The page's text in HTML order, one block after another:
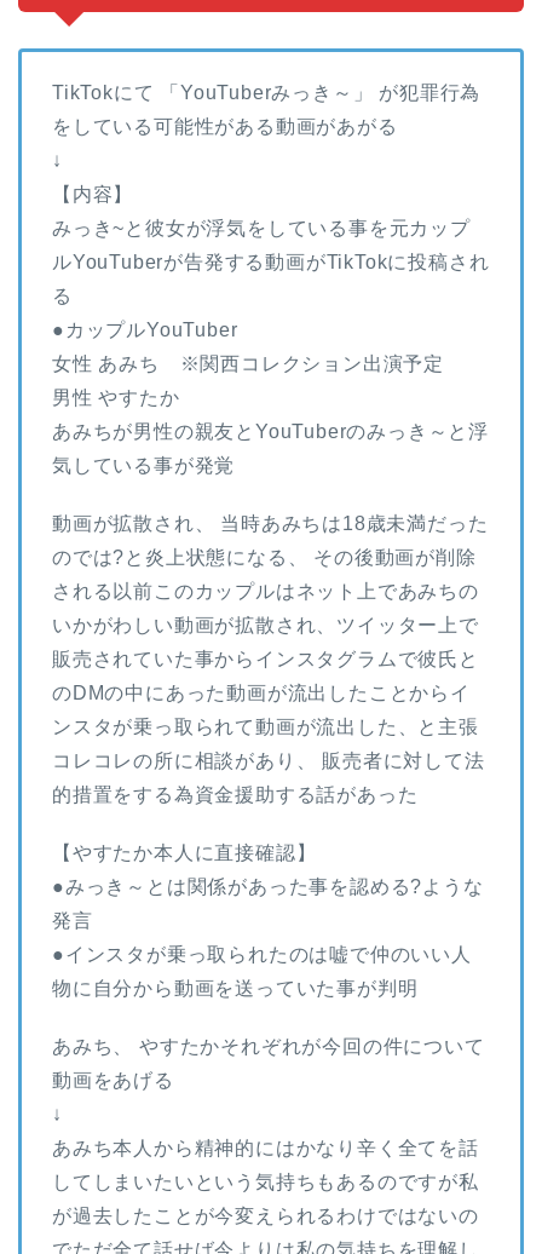
TikTokにて 「YouTuberみっき～」 が犯罪行為
をしている可能性がある動画があがる
↓
【内容】
みっき~と彼女が浮気をしている事を元カップ
ルYouTuberが告発する動画がTikTokに投稿され
る
●カップルYouTuber
女性 あみち ※関西コレクション出演予定
男性 やすたか
あみちが男性の親友とYouTuberのみっき～と浮
気している事が発覚
動画が拡散され、 当時あみちは18歳未満だった
のでは?と炎上状態になる、 その後動画が削除
される以前このカップルはネット上であみちの
いかがわしい動画が拡散され、ツイッター上で
販売されていた事からインスタグラムで彼氏と
のDMの中にあった動画が流出したことからイ
ンスタが乗っ取られて動画が流出した、と主張
コレコレの所に相談があり、 販売者に対して法
的措置をする為資金援助する話があった
【やすたか本人に直接確認】
●みっき～とは関係があった事を認める?ような
発言
●インスタが乗っ取られたのは嘘で仲のいい人
物に自分から動画を送っていた事が判明
あみち、 やすたかそれぞれが今回の件について
動画をあげる
↓
あみち本人から精神的にはかなり辛く全てを話
してしまいたいという気持ちもあるのですが私
が過去したことが今変えられるわけではないの